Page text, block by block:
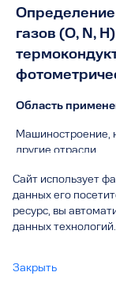
газов (O, N,
Область
Машиностроение,
другие отрасли
Объект
Сплавы на основе
(углеродистые и
Методика
Сайт использует
данных его
ресурс, вы
данных технологий.
Закрыть